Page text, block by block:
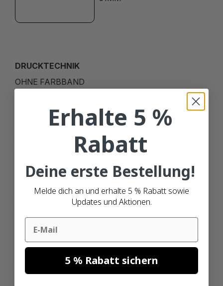
DRUCKTECHNIK
OHNE FARBBAND
DIREKT THERMISCH (ECO)
PERMANENT
DRUCKERTYP
Erhalte 5 %
Rabatt
Deine erste Bestellung!
Melde dich an und erhalte 5 % Rabatt sowie
Updates und Aktionen.
Email
5 % Rabatt sichern